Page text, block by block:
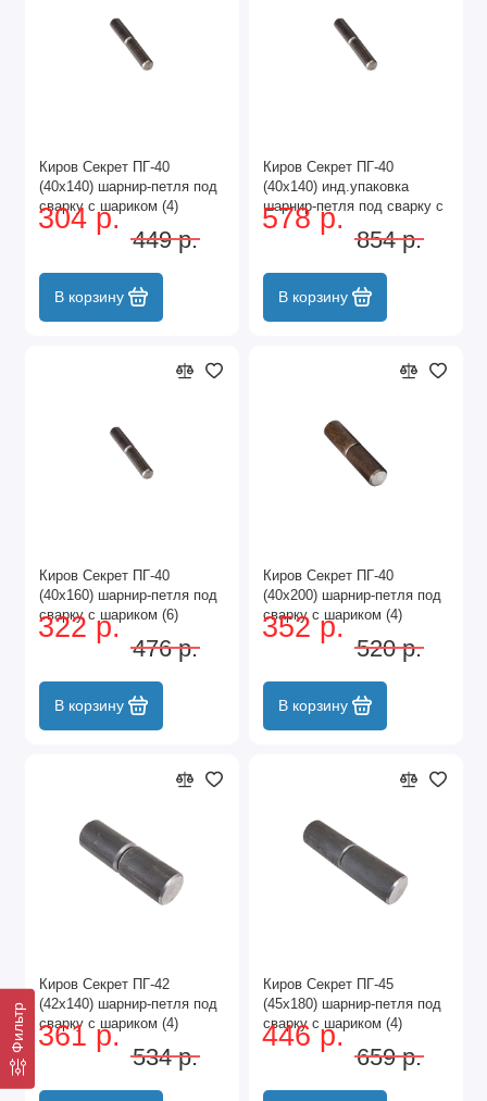
Фильтр
Киров Секрет ПГ-40
(40х140) шарнир-петля под
сварку с шариком (4)
304 р.
449 р.
В корзину
Киров Секрет ПГ-40
(40х140) инд.упаковка
шарнир-петля под сварку с
шариком (2)
578 р.
854 р.
В корзину
Киров Секрет ПГ-40
(40х160) шарнир-петля под
сварку с шариком (6)
322 р.
476 р.
В корзину
Киров Секрет ПГ-40
(40х200) шарнир-петля под
сварку с шариком (4)
352 р.
520 р.
В корзину
Киров Секрет ПГ-42
(42х140) шарнир-петля под
сварку с шариком (4)
361 р.
534 р.
Киров Секрет ПГ-45
(45х180) шарнир-петля под
сварку с шариком (4)
446 р.
659 р.